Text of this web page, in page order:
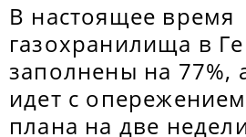
В настоящее время
газохранилища в
заполнены на 77%,
идет с
плана на две